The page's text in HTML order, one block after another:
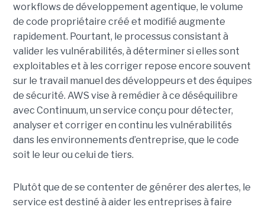
workflows de développement agentique, le volume
de code propriétaire créé et modifié augmente
rapidement. Pourtant, le processus consistant à
valider les vulnérabilités, à déterminer si elles sont
exploitables et à les corriger repose encore souvent
sur le travail manuel des développeurs et des équipes
de sécurité. AWS vise à remédier à ce déséquilibre
avec Continuum, un service conçu pour détecter,
analyser et corriger en continu les vulnérabilités
dans les environnements d’entreprise, que le code
soit le leur ou celui de tiers.
Plutôt que de se contenter de générer des alertes, le
service est destiné à aider les entreprises à faire